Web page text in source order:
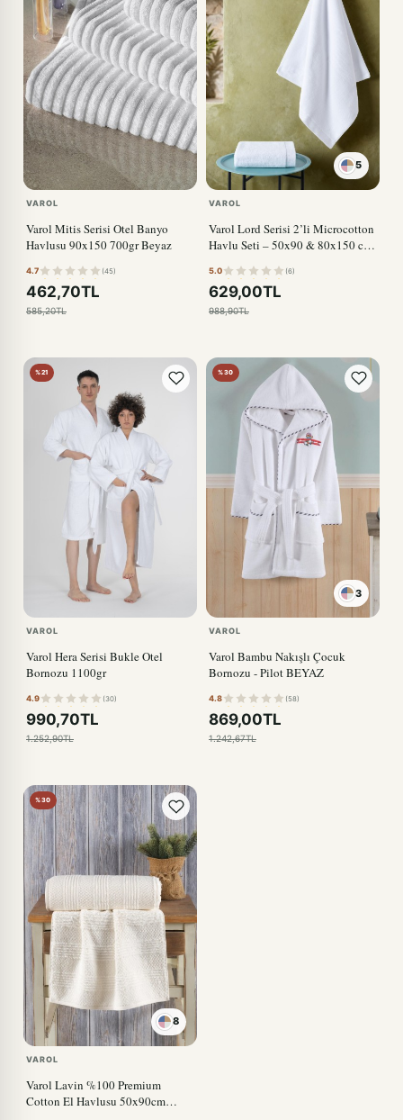
VAROL
Varol Mitis Serisi Otel Banyo
Havlusu 90x150 700gr Beyaz
4.7 (45)
462,70TL
585,20TL
5
VAROL
Varol Lord Serisi 2’li Microcotton
Havlu Seti – 50x90 & 80x150 cm,
5.0 (6)
629,00TL
988,90TL
%21
VAROL
Varol Hera Serisi Bukle Otel
Bornozu 1100gr
4.9 (30)
990,70TL
1.252,90TL
%30
3
VAROL
Varol Bambu Nakışlı Çocuk
Bornozu - Pilot BEYAZ
4.8 (58)
869,00TL
1.242,67TL
%30
8
VAROL
Varol Lavin %100 Premium
Cotton El Havlusu 50x90cm